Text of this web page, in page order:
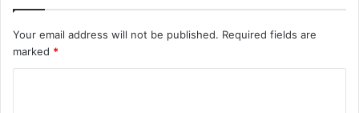
Your email address will not be published. Required fields are
marked *